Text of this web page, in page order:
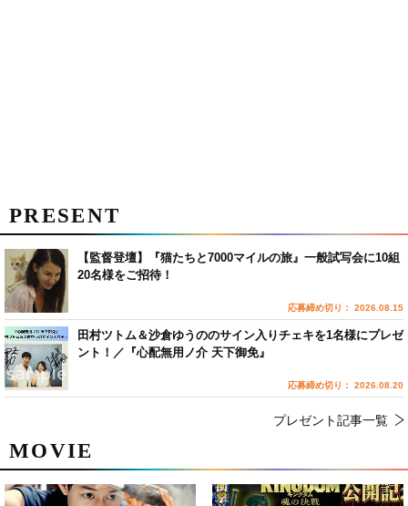
MOVIE
PRESENT
【監督登壇】『猫たちと7000マイルの旅』一般試写会に10組
20名様をご招待！
応募締め切り： 2026.08.15
田村ツトム＆沙倉ゆうののサイン入りチェキを1名様にプレゼ
ント！／『心配無用ノ介 天下御免』
応募締め切り： 2026.08.20
プレゼント記事一覧